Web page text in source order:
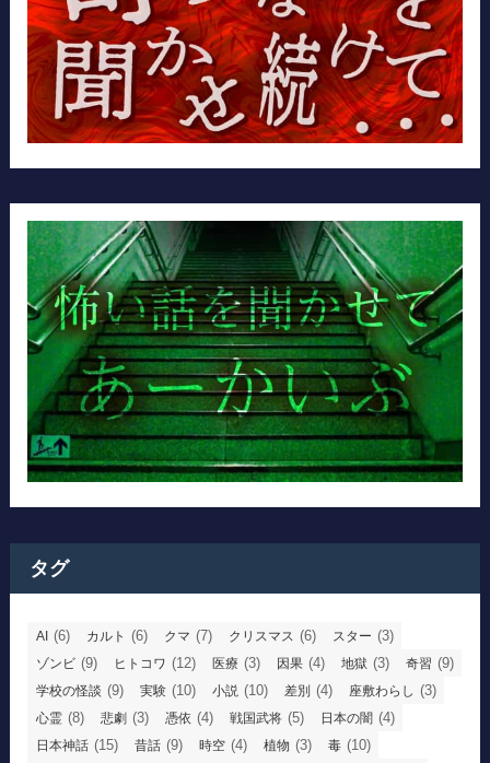
タグ
AI (6) カルト (6) クマ (7) クリスマス (6) スター (3)
ゾンビ (9) ヒトコワ (12) 医療 (3) 因果 (4) 地獄 (3) 奇習 (9)
学校の怪談 (9) 実験 (10) 小説 (10) 差別 (4) 座敷わらし (3)
心霊 (8) 悲劇 (3) 憑依 (4) 戦国武将 (5) 日本の闇 (4)
日本神話 (15) 昔話 (9) 時空 (4) 植物 (3) 毒 (10)